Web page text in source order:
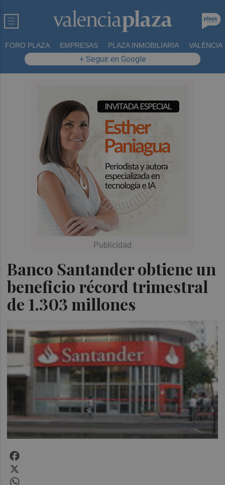
FORO PLAZA EMPRESAS PLAZA INMOBILIARIA VALÈNCIA
+ Seguir en Google
Banco Santander obtiene un
beneficio récord trimestral
de 1.303 millones